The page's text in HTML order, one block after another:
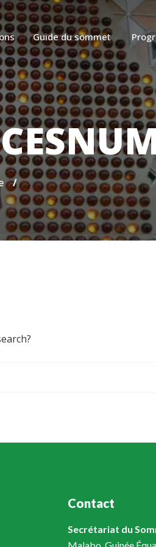
Guide du sommet
/
Contact
Secrétariat du